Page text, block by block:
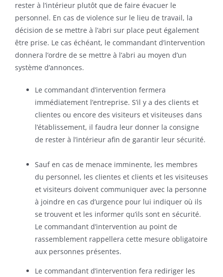
rester à l’intérieur plutôt que de faire évacuer le
personnel. En cas de violence sur le lieu de travail, la
décision de se mettre à l’abri sur place peut également
être prise. Le cas échéant, le commandant d’intervention
donnera l’ordre de se mettre à l’abri au moyen d’un
système d’annonces.
Le commandant d’intervention fermera
immédiatement l’entreprise. S’il y a des clients et
clientes ou encore des visiteurs et visiteuses dans
l’établissement, il faudra leur donner la consigne
de rester à l’intérieur afin de garantir leur sécurité.
Sauf en cas de menace imminente, les membres
du personnel, les clientes et clients et les visiteuses
et visiteurs doivent communiquer avec la personne
à joindre en cas d’urgence pour lui indiquer où ils
se trouvent et les informer qu’ils sont en sécurité.
Le commandant d’intervention au point de
rassemblement rappellera cette mesure obligatoire
aux personnes présentes.
Le commandant d’intervention fera rediriger les